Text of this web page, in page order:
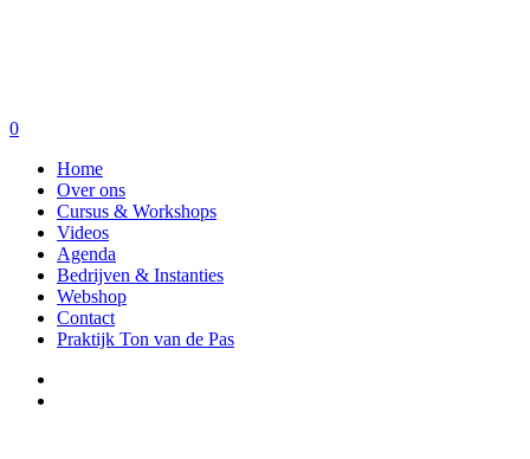
0
Home
Over ons
Cursus & Workshops
Videos
Agenda
Bedrijven & Instanties
Webshop
Contact
Praktijk Ton van de Pas